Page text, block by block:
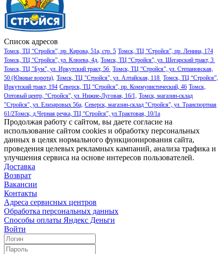
Список адресов
Томск, ТЦ “Стройся”, пр. Кирова, 51а, стр. 5 Томск, ТЦ “Стройся”, пр. Ленина, 174
Томск, ТЦ “Стройся”, ул. Клюева, 4д, Томск, ТЦ “Стройся”, ул. Шегарский тракт, 3
Томск, ТЦ "Бум", ул. Иркутский тракт, 56 Томск, ТЦ “Стройся”, ул. Степановская,
50 (Южные ворота), Томск, ТЦ "Стройся", ул. Алтайская, 118 Томск, ТЦ “Стройся”,
Иркутский тракт, 194 Северск, ТЦ “Стройся”, пр. Коммунистический, 46 Томск,
Оптовый центр, “Стройся”, ул. Нижне-Луговая, 16/1, Томск, магазин-склад
"Стройся", ул. Елизаровых 56а, Северск, магазин-склад "Стройся", ул. Транспортная
61/2Томск, д.Черная речка, ТЦ “Стройся”, ул.Трактовая, 10/1а
Продолжая работу с сайтом, вы даете согласие на
использование сайтом cookies и обработку персональных
данных в целях нормального функционирования сайта,
проведения целевых рекламных кампаний, анализа трафика и
улучшения сервиса на основе интересов пользователей.
Доставка
Возврат
Вакансии
Контакты
Адреса сервисных центров
Обработка персональных данных
Способы оплаты Яндекс Деньги
Войти